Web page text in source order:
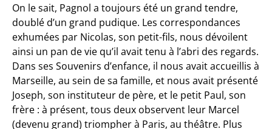
On le sait, Pagnol a toujours été un grand tendre,
doublé d’un grand pudique. Les correspondances
exhumées par Nicolas, son petit-fils, nous dévoilent
ainsi un pan de vie qu’il avait tenu à l’abri des regards.
Dans ses Souvenirs d’enfance, il nous avait accueillis à
Marseille, au sein de sa famille, et nous avait présenté
Joseph, son instituteur de père, et le petit Paul, son
frère : à présent, tous deux observent leur Marcel
(devenu grand) triompher à Paris, au théâtre. Plus